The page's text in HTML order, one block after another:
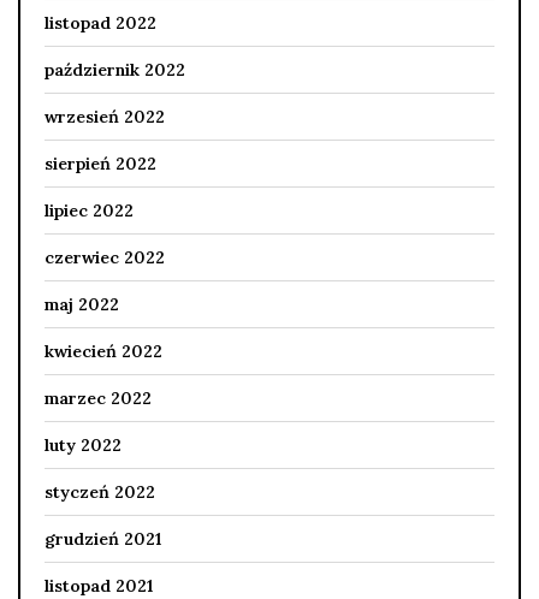
listopad 2022
październik 2022
wrzesień 2022
sierpień 2022
lipiec 2022
czerwiec 2022
maj 2022
kwiecień 2022
marzec 2022
luty 2022
styczeń 2022
grudzień 2021
listopad 2021